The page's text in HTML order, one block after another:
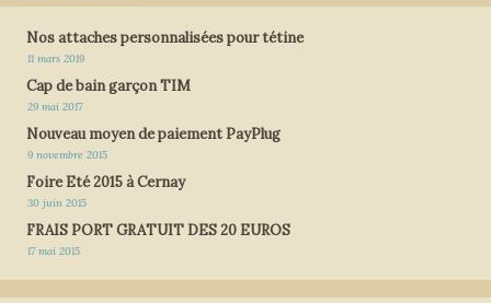
Nos attaches personnalisées pour tétine
11 mars 2019
Cap de bain garçon TIM
29 mai 2017
Nouveau moyen de paiement PayPlug
9 novembre 2015
Foire Eté 2015 à Cernay
30 juin 2015
FRAIS PORT GRATUIT DES 20 EUROS
17 mai 2015